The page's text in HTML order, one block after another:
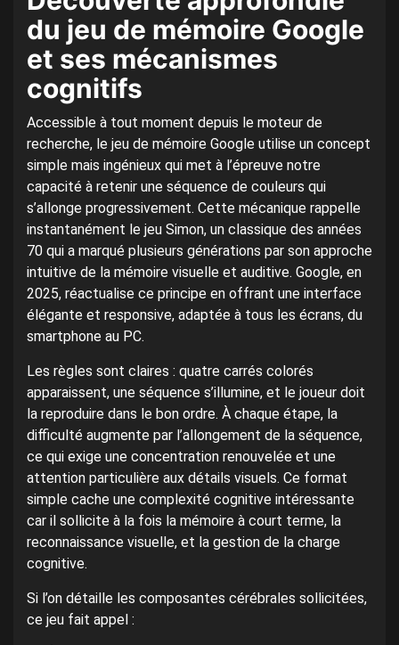
du jeu de mémoire Google
et ses mécanismes
cognitifs
Accessible à tout moment depuis le moteur de
recherche, le jeu de mémoire Google utilise un concept
simple mais ingénieux qui met à l’épreuve notre
capacité à retenir une séquence de couleurs qui
s’allonge progressivement. Cette mécanique rappelle
instantanément le jeu Simon, un classique des années
70 qui a marqué plusieurs générations par son approche
intuitive de la mémoire visuelle et auditive. Google, en
2025, réactualise ce principe en offrant une interface
élégante et responsive, adaptée à tous les écrans, du
smartphone au PC.
Les règles sont claires : quatre carrés colorés
apparaissent, une séquence s’illumine, et le joueur doit
la reproduire dans le bon ordre. À chaque étape, la
difficulté augmente par l’allongement de la séquence,
ce qui exige une concentration renouvelée et une
attention particulière aux détails visuels. Ce format
simple cache une complexité cognitive intéressante
car il sollicite à la fois la mémoire à court terme, la
reconnaissance visuelle, et la gestion de la charge
cognitive.
Si l’on détaille les composantes cérébrales sollicitées,
ce jeu fait appel :